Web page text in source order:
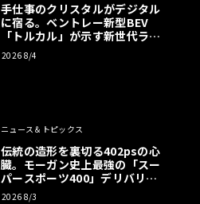
手仕事のクリスタルがデジタル
に宿る。ベントレー新型BEV
「トルカル」が示す新世代ラグ
ジュアリー
2026 8/4
ニュース＆トピックス
伝統の造形を裏切る402psの心
臓。モーガン史上最強の「スー
パースポーツ400」デリバリー
開始
2026 8/3